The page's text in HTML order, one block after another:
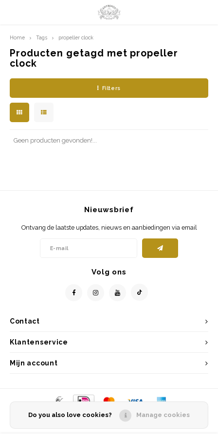
Hoofdmenu / limited prints
LIMITED PRINTS
AMSTERDAM
CLASSIC LADIES
Hoofdmenu
Taal
English
Home Tags propeller clock
Producten getagd met propeller
clock
Filters
Geen producten gevonden!...
Contact
Nieuwsbrief
Ontvang de laatste updates, nieuws en aanbiedingen via email
Volg ons
Klantenservice
Mijn account
© Copyright 2026 Entrepôt Holland - Powered byLightspeed- Theme by
Do you also love cookies? Manage cookies